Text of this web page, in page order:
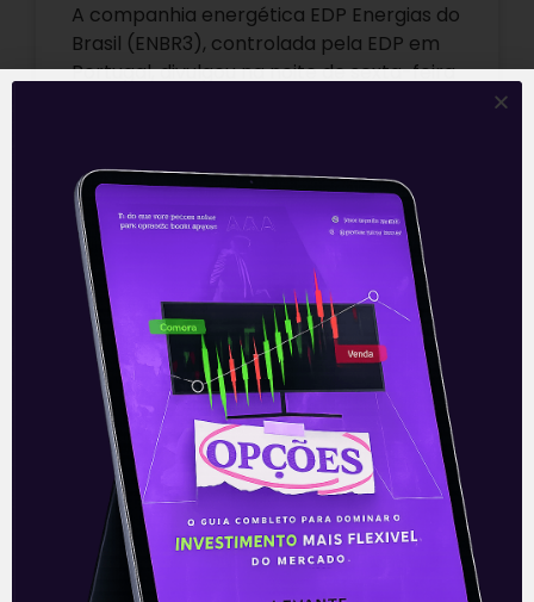
A companhia energética EDP Energias do
Brasil (ENBR3), controlada pela EDP em
Portugal, divulgou na noite de sexta-feira
Leia mais
22/02/2021
E EU COM ISSO